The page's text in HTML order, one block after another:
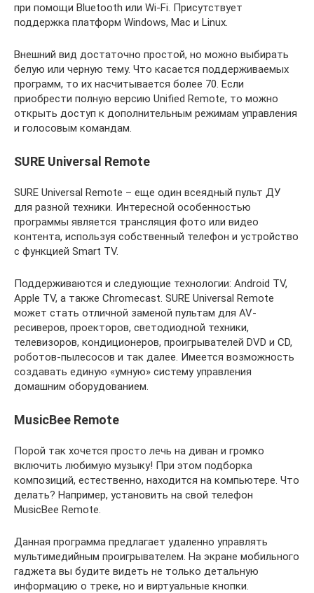
при помощи Bluetooth или Wi-Fi. Присутствует
поддержка платформ Windows, Mac и Linux.
Внешний вид достаточно простой, но можно выбирать
белую или черную тему. Что касается поддерживаемых
программ, то их насчитывается более 70. Если
приобрести полную версию Unified Remote, то можно
открыть доступ к дополнительным режимам управления
и голосовым командам.
SURE Universal Remote
SURE Universal Remote – еще один всеядный пульт ДУ
для разной техники. Интересной особенностью
программы является трансляция фото или видео
контента, используя собственный телефон и устройство
с функцией Smart TV.
Поддерживаются и следующие технологии: Android TV,
Apple TV, а также Chromecast. SURE Universal Remote
может стать отличной заменой пультам для AV-
ресиверов, проекторов, светодиодной техники,
телевизоров, кондиционеров, проигрывателей DVD и CD,
роботов-пылесосов и так далее. Имеется возможность
создавать единую «умную» систему управления
домашним оборудованием.
MusicBee Remote
Порой так хочется просто лечь на диван и громко
включить любимую музыку! При этом подборка
композиций, естественно, находится на компьютере. Что
делать? Например, установить на свой телефон
MusicBee Remote.
Данная программа предлагает удаленно управлять
мультимедийным проигрывателем. На экране мобильного
гаджета вы будите видеть не только детальную
информацию о треке, но и виртуальные кнопки.